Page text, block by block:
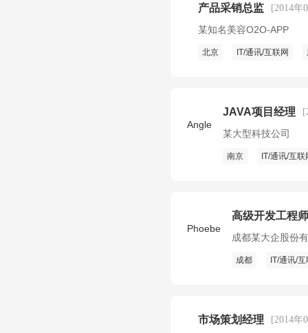
产品采销总监 [2014年
某知名美容O2O-APP
北京 IT/通讯/互联网
Angle
JAVA项目经理
某大型科技公司
南京 IT/通讯/互联
Phoebe
高级开发工程
成都某大企股份
成都 IT/通讯/
市场策划经理 [2014年